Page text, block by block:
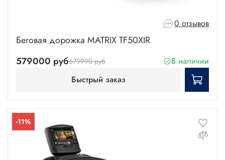
0 отзывов
Беговая дорожка MATRIX TF50XIR
579000 руб679990 руб
В наличии
Быстрый заказ
-11%